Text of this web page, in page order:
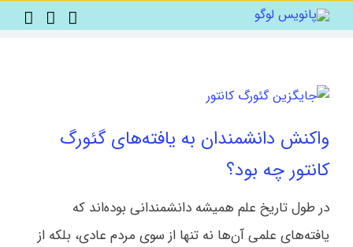
to
واکنش دانشمندان به یافته‌های گئورگ
کانتور چه بود؟
در طول تاریخ علم همیشه دانشمندانی بوده‌اند که
یافته‌های علمی آن‌ها نه تنها از سوی مردم عادی، بلکه از